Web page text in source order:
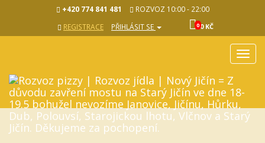
+420 774 841 481
ROZVOZ 10:00 - 22:00
REGISTRACE
PŘIHLÁSIT SE 00 KČ